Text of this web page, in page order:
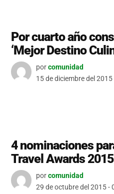
Por cuarto año
‘Mejor Destino
porcomunidad
15 de diciembre del
4 nominaciones
Travel Awards 2015
porcomunidad
29 de octubre del 2015 -